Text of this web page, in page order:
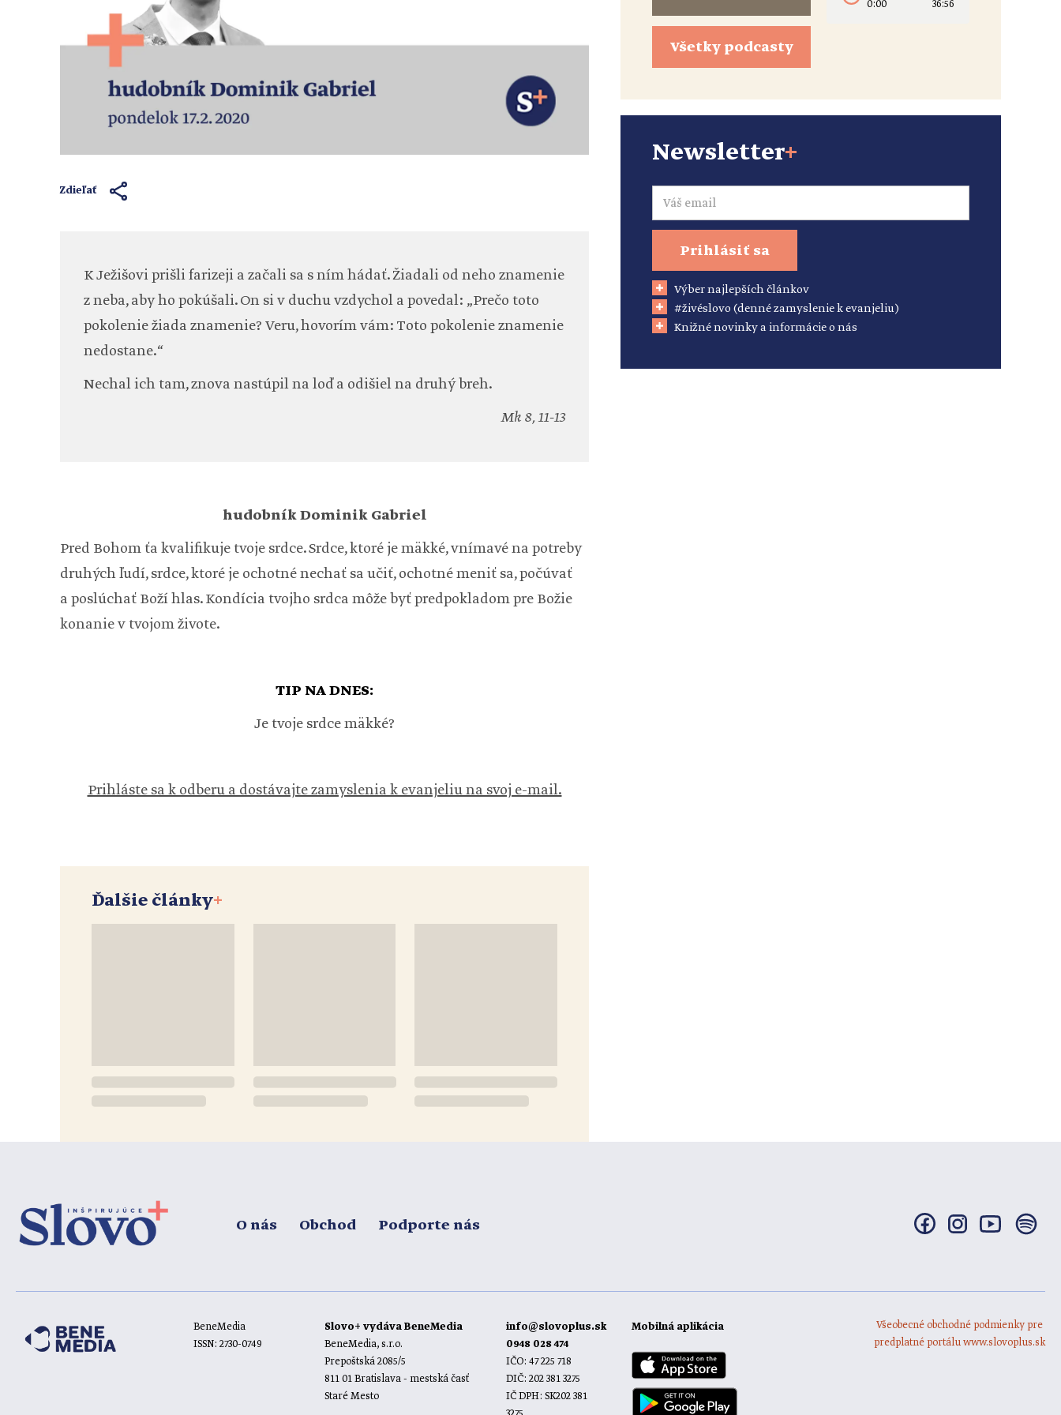
Zdieľať
K Ježišovi prišli farizeji a začali sa s ním hádať. Žiadali od neho znamenie
z neba, aby ho pokúšali. On si v duchu vzdychol a povedal: „Prečo toto
pokolenie žiada znamenie? Veru, hovorím vám: Toto pokolenie znamenie
nedostane.“
Nechal ich tam, znova nastúpil na loď a odišiel na druhý breh.
Mk 8, 11-13
hudobník Dominik Gabriel
Pred Bohom ťa kvalifikuje tvoje srdce. Srdce, ktoré je mäkké, vnímavé na potreby
druhých ľudí, srdce, ktoré je ochotné nechať sa učiť, ochotné meniť sa, počúvať
a poslúchať Boží hlas. Kondícia tvojho srdca môže byť predpokladom pre Božie
konanie v tvojom živote.
TIP NA DNES:
Je tvoje srdce mäkké?
Prihláste sa k odberu a dostávajte zamyslenia k evanjeliu na svoj e-mail.
Ďalšie články+
Všetky podcasty
0:00 36:56
Newsletter+
Email
Prihlásiť sa
Výber najlepších článkov
#živéslovo (denné zamyslenie k evanjeliu)
Knižné novinky a informácie o nás
O nás Obchod Podporte nás
BeneMedia
ISSN: 2730-0749
Slovo+ vydáva BeneMedia
BeneMedia, s.r.o.
Prepoštská 2085/5
811 01 Bratislava - mestská časť
Staré Mesto
info@slovoplus.sk
0948 028 474
IČO: 47 225 718
DIČ: 202 381 3275
IČ DPH: SK202 381
Mobilná aplikácia
Všeobecné obchodné podmienky pre
predplatné portálu www.slovoplus.sk